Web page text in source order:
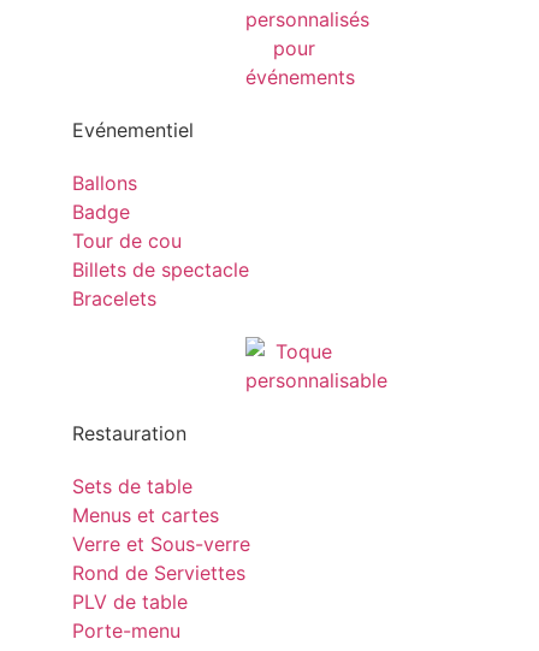
Evénementiel
Ballons
Badge
Tour de cou
Billets de spectacle
Bracelets
Restauration
Sets de table
Menus et cartes
Verre et Sous-verre
Rond de Serviettes
PLV de table
Porte-menu